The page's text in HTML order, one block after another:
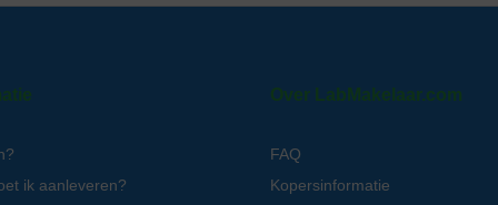
ik aanleveren?
Over LabMakelaar.com
FAQ
Kopersinformatie